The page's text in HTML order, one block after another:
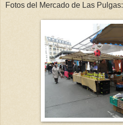
Fotos del Mercado de Las Pulgas: